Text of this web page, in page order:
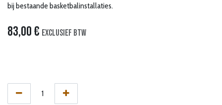
bij bestaande basketbalinstallaties.
83,00€ Exclusief btw